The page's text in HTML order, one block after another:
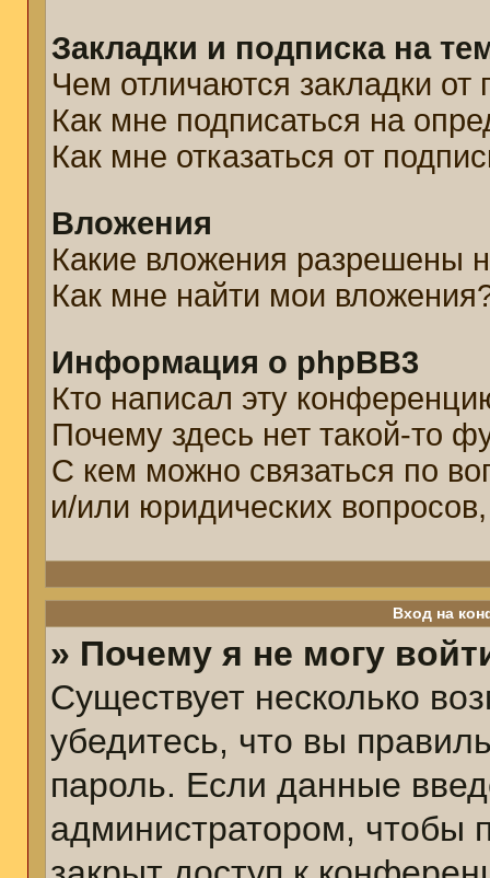
Закладки и подписка на
Чем отличаются закладки от
Как мне подписаться на
Как мне отказаться от
Вложения
Какие вложения разрешены
Как мне найти мои
Информация о phpBB3
Кто написал эту
Почему здесь нет такой-то
С кем можно связаться по
и/или юридических
Вход на
» Почему я не могу
Существует несколько
убедитесь, что вы
пароль. Если данные
администратором, чтобы